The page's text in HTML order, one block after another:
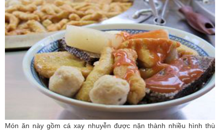
Món ăn này gồm cá xay nhuyễn được nặn thành nhiều hình thù